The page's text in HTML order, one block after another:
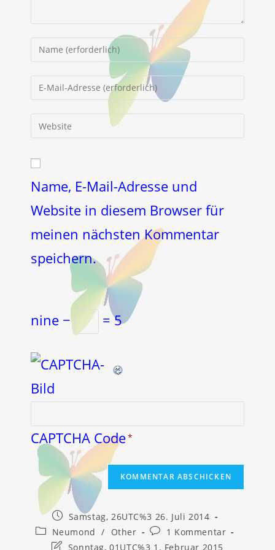
Namen
oder
Kommentieren
E-
Mail-
zum
ein
deine
URL
ein
(optional)
Name, E-Mail-Adresse und
Website in diesem Browser für
meinen nächsten Kommentar
speichern.
nine − = 5
CAPTCHA Code*
Beitrag
veröffentlicht:
Samstag, 26UTC%3 26. Juli 2014
Beitrags-
Kategorie:
Neumond / Other
Beitrags-
Kommentare:
1 Kommentar
BeitragSonntag, 01UTC%3 1. Februar 2015